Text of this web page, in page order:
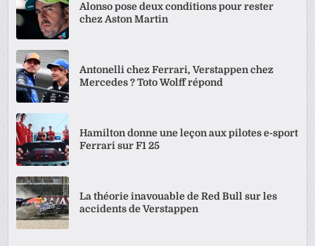
Alonso pose deux conditions pour rester
chez Aston Martin
Antonelli chez Ferrari, Verstappen chez
Mercedes ? Toto Wolff répond
Hamilton donne une leçon aux pilotes e-sport
Ferrari sur F1 25
La théorie inavouable de Red Bull sur les
accidents de Verstappen